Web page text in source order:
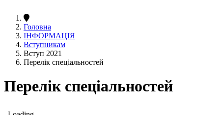
Головна
ІНФОРМАЦІЯ
Вступникам
Вступ 2021
Перелік спеціальностей
Перелік спеціальностей